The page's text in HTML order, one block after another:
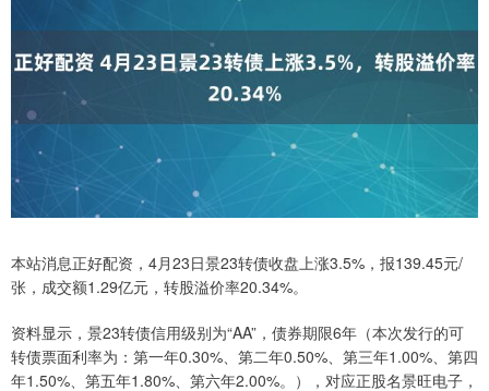
本站消息正好配资，4月23日景23转债收盘上涨3.5%，报139.45元/
张，成交额1.29亿元，转股溢价率20.34%。
资料显示，景23转债信用级别为“AA”，债券期限6年（本次发行的可
转债票面利率为：第一年0.30%、第二年0.50%、第三年1.00%、第四
年1.50%、第五年1.80%、第六年2.00%。），对应正股名景旺电子，